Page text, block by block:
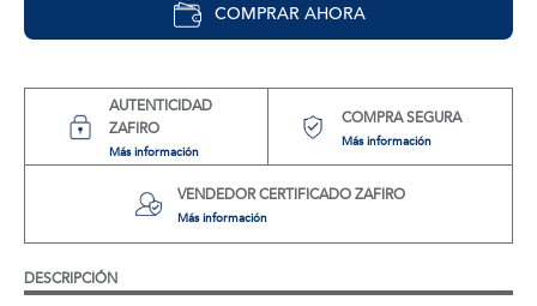
COMPRAR AHORA
AUTENTICIDAD
ZAFIRO
Más información
COMPRA SEGURA
Más información
VENDEDOR CERTIFICADO ZAFIRO
Más información
DESCRIPCIÓN